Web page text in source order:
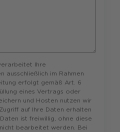
Ihre
ausschließlich im Rahmen
erfolgt gemäß Art. 6
eines Vertrags oder
und Hosten nutzen wir
auf Ihre Daten erhalten
ist freiwillig, ohne diese
bearbeitet werden. Bei